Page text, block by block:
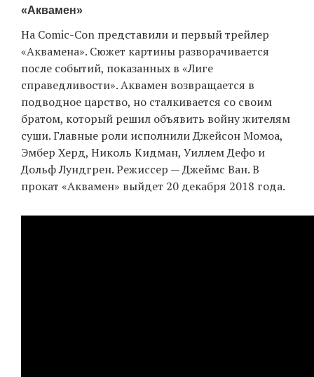
«Аквамен»
На Comic-Con представили и первый трейлер
«Аквамена». Сюжет картины разворачивается
после событий, показанных в «Лиге
справедливости». Аквамен возвращается в
подводное царство, но сталкивается со своим
братом, который решил объявить войну жителям
суши. Главные роли исполнили Джейсон Момоа,
Эмбер Херд, Николь Кидман, Уиллем Дефо и
Дольф Лундгрен. Режиссер — Джеймс Ван. В
прокат «Аквамен» выйдет 20 декабря 2018 года.